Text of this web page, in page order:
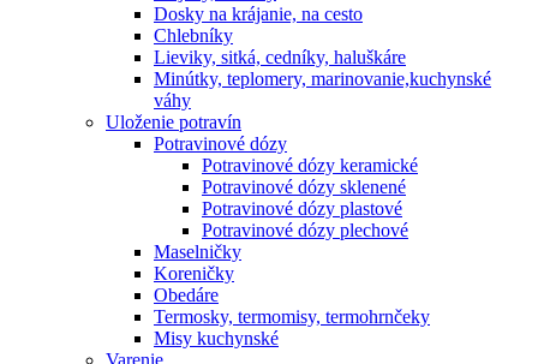
Dosky na krájanie, na cesto
Chlebníky
Lieviky, sitká, cedníky, haluškáre
Minútky, teplomery, marinovanie,kuchynské
váhy
Uloženie potravín
Potravinové dózy
Potravinové dózy keramické
Potravinové dózy sklenené
Potravinové dózy plastové
Potravinové dózy plechové
Maselničky
Koreničky
Obedáre
Termosky, termomisy, termohrnčeky
Misy kuchynské
Varenie